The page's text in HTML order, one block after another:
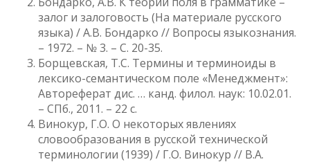
залог и залоговость (На материале русского
языка) / А.В. Бондарко // Вопросы языкознания.
– 1972. – № 3. – С. 20-35.
Борщевская, Т.С. Термины и терминоиды в
лексико-семантическом поле «Менеджмент»:
Автореферат дис. … канд. филол. наук: 10.02.01.
– СПб., 2011. – 22 с.
Винокур, Г.О. О некоторых явлениях
словообразования в русской технической
терминологии (1939) / Г.О. Винокур // В.А.